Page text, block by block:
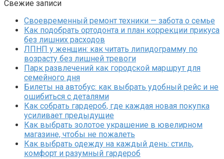
Свежие записи
Своевременный ремонт техники — забота о семье
Как подобрать ортодонта и план коррекции прикуса
без лишних расходов
ЛПНП у женщин: как читать липидограмму по
возрасту без лишней тревоги
Парк развлечений как городской маршрут для
семейного дня
Билеты на автобус: как выбрать удобный рейс и не
ошибиться с деталями
Как собрать гардероб, где каждая новая покупка
усиливает предыдущие
Как выбрать золотое украшение в ювелирном
магазине, чтобы не пожалеть
Как выбрать одежду на каждый день: стиль,
комфорт и разумный гардероб